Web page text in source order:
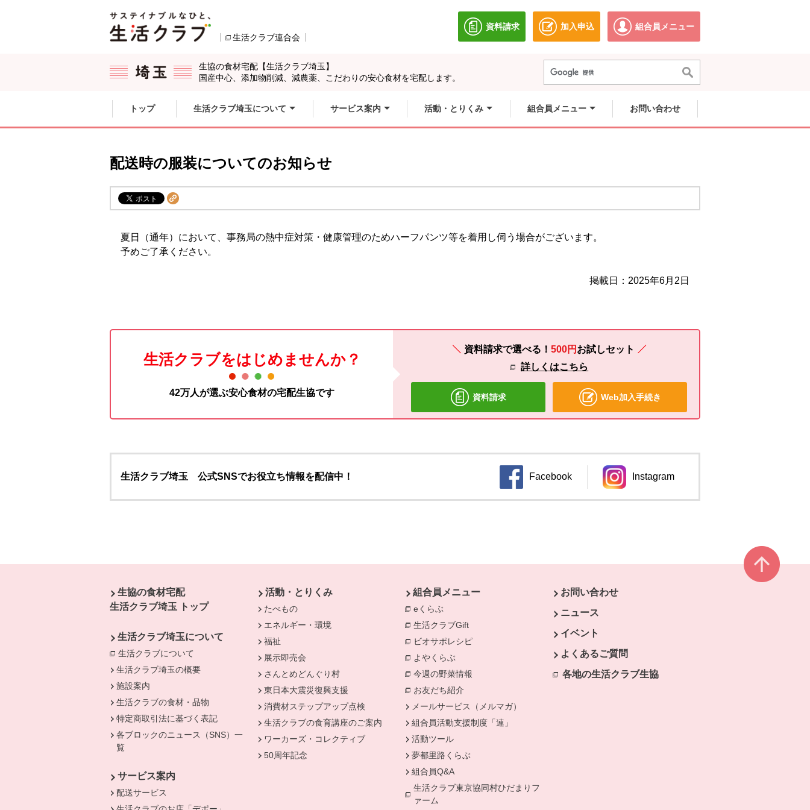
生活クラブ連合会
資料請求
別のウィンドウで開きます。
加入申込
別のウィンドウで開きます。
組合員メニュー
別のウィンドウで開きます。
生協の食材宅配【生活クラブ埼玉】
国産中心、添加物削減、減農薬、こだわりの安心食材を宅配します。
ここからサイト内共通メニューです。
サイト内共通メニューをスキップする
トップ 生活クラブ埼玉について サービス案内 活動・とりくみ 組合員メニュー お問い合わせ
配送時の服装についてのお知らせ
夏日（通年）において、事務局の熱中症対策・健康管理のためハーフパンツ等を着用し伺う場合がございます。
予めご了承ください。
掲載日：2025年6月2日
生活クラブをはじめませんか？
42万人が選ぶ安心食材の宅配生協です
資料請求で選べる！ 500円 お試しセット
詳しくはこちら
資料請求 Web加入手続き
生活クラブ埼玉 公式SNSでお役立ち情報を配信中！ Facebook
別のウィンドウで開きます。
Instagram
別のウィンドウで開きます。
生協の食材宅配
生活クラブ埼玉 トップ
生活クラブ埼玉について
生活クラブについて
別のウィンドウで開きます。
生活クラブ埼玉の概要
施設案内
生活クラブの食材・品物
特定商取引法に基づく表記
各ブロックのニュース（SNS）一
覧
サービス案内
配送サービス
活動・とりくみ
たべもの
エネルギー・環境
福祉
展示即売会
さんとめどんぐり村
東日本大震災復興支援
消費材ステップアップ点検
生活クラブの食育講座のご案内
ワーカーズ・コレクティブ
50周年記念
組合員メニュー
eくらぶ
生活クラブGift
別のウィンドウで開きます。
ビオサポレシピ 別のウィンドウで開きます。
よやくらぶ 別のウィンドウで開きます。
今週の野菜情報 別のウィンドウで開きます。
お友だち紹介
メールサービス（メルマガ）
組合員活動支援制度「連」
活動ツール
夢都里路くらぶ
組合員Q&A
生活クラブ東京協同村ひだまりフ
ァーム
お問い合わせ
ニュース
イベント
よくあるご質問
各地の生活クラブ生協